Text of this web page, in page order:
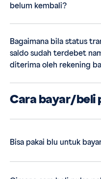
belum kembali?
Bagaimana bila status
saldo sudah terdebet
diterima oleh rekening
Cara bayar/beli
Bisa pakai blu untuk